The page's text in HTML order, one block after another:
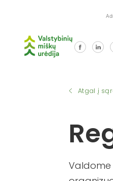
Atgal į
Valdome